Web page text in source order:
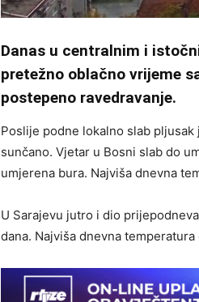
Danas u centralnim i
pretežno oblačno vrijeme
postepeno ravedravanje.
Poslije podne lokalno slab
sunčano. Vjetar u Bosni slab do
umjerena bura. Najviša dnevna
U Sarajevu jutro i dio
dana. Najviša dnevna temperatura